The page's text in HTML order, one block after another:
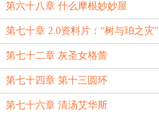
第六十八章 什么摩根妙妙屋
第七十章 2.0资料片：“树与珀之灾”
第七十二章 灰圣女格蕾
第七十四章 第十三圆环
第七十六章 清汤艾华斯